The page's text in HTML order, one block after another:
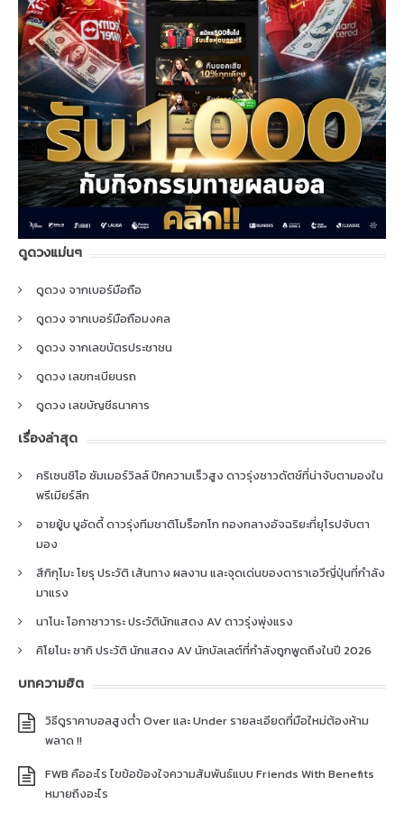
ดูดวงแม่นๆ
ดูดวง จากเบอร์มือถือ
ดูดวง จากเบอร์มือถือมงคล
ดูดวง จากเลขบัตรประชาชน
ดูดวง เลขทะเบียนรถ
ดูดวง เลขบัญชีธนาคาร
เรื่องล่าสุด
คริเซนซิโอ ซัมเมอร์วิลล์ ปีกความเร็วสูง ดาวรุ่งชาวดัตช์ที่น่าจับตามองใน
พรีเมียร์ลีก
อายยู้บ บูอัดดี้ ดาวรุ่งทีมชาติโมร็อกโก กองกลางอัจฉริยะที่ยุโรปจับตา
มอง
สึกิกุโมะ โยรุ ประวัติ เส้นทาง ผลงาน และจุดเด่นของดาราเอวีญี่ปุ่นที่กำลัง
มาแรง
นาโนะ โอกาซาวาระ ประวัตินักแสดง AV ดาวรุ่งพุ่งแรง
คิโยโนะ ซากิ ประวัติ นักแสดง AV นักบัลเลต์ที่กำลังถูกพูดถึงในปี 2026
บทความฮิต
วิธีดูราคาบอลสูงต่ำ Over และ Under รายละเอียดที่มือใหม่ต้องห้าม
พลาด !!
FWB คืออะไร ไขข้อข้องใจความสัมพันธ์แบบ Friends With Benefits
หมายถึงอะไร